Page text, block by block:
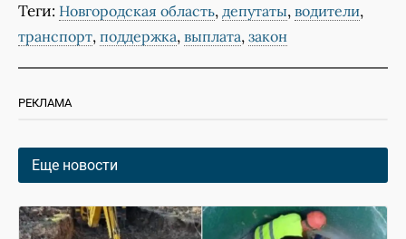
Теги: Новгородская область, депутаты, водители,
транспорт, поддержка, выплата, закон
РЕКЛАМА
Еще новости